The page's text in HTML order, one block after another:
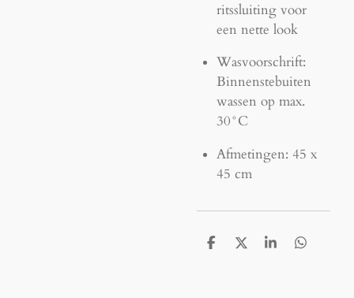
ritssluiting voor
een nette look
Wasvoorschrift:
Binnenstebuiten
wassen op max.
30°C
Afmetingen: 45 x
45 cm
D
D
S
D